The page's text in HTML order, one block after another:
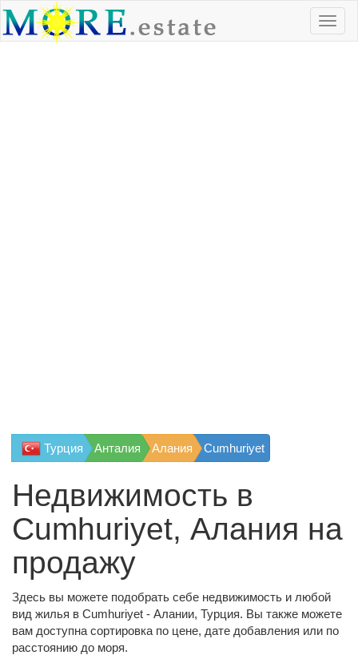
Турция Анталия Алания Cumhuriyet
Недвижимость в
Cumhuriyet, Алания на
продажу
Здесь вы можете подобрать себе недвижимость и любой
вид жилья в Cumhuriyet - Алании, Турция. Вы также можете
вам доступна сортировка по цене, дате добавления или по
расстоянию до моря.